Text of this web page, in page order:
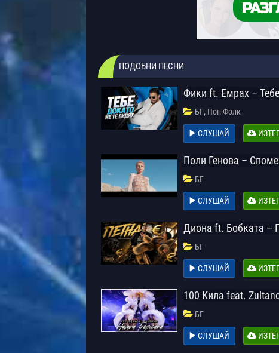
ПОДОБНИ ПЕСНИ
Фики ft. Емрах –
БГ, Поп-Фолк
СЛУШАЙ
Поли Генова –
БГ
СЛУШАЙ
Диона ft. Бобката –
БГ
СЛУШАЙ
100 Кила feat.
БГ
СЛУШАЙ